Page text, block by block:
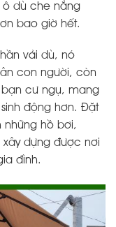
ô dù che nắng
bao giờ hết.
vải dù, nó
con người, còn
cư ngụ, mang
động hơn. Đặt
những hồ bơi,
dựng được nơi
đình.